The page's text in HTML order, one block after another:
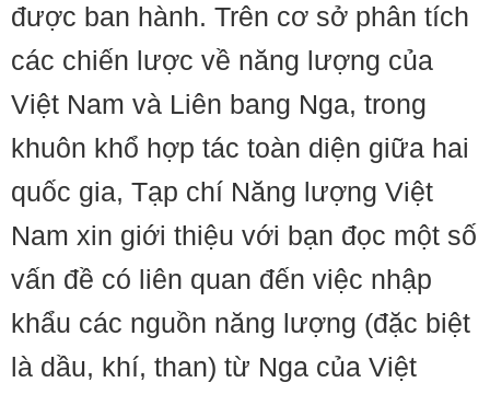
được ban hành. Trên cơ sở phân tích
các chiến lược về năng lượng của
Việt Nam và Liên bang Nga, trong
khuôn khổ hợp tác toàn diện giữa hai
quốc gia, Tạp chí Năng lượng Việt
Nam xin giới thiệu với bạn đọc một số
vấn đề có liên quan đến việc nhập
khẩu các nguồn năng lượng (đặc biệt
là dầu, khí, than) từ Nga của Việt